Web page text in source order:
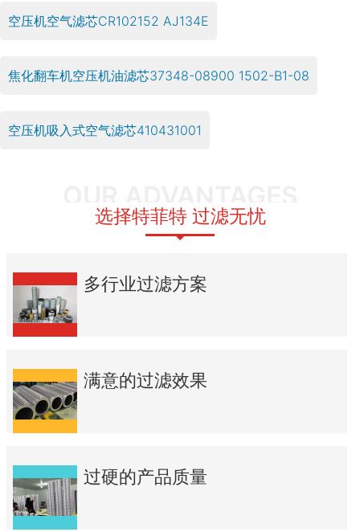
空压机空气滤芯CR102152 AJ134E
焦化翻车机空压机油滤芯37348-08900 1502-B1-08
空压机吸入式空气滤芯410431001
选择特菲特 过滤无忧
多行业过滤方案
满意的过滤效果
过硬的产品质量